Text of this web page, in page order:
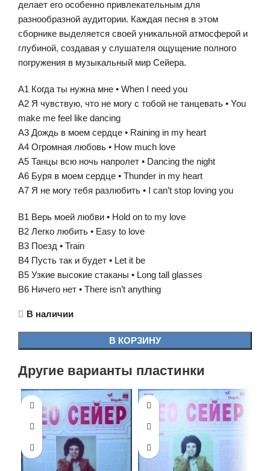
делает его особенно привлекательным для
разнообразной аудитории. Каждая песня в этом
сборнике выделяется своей уникальной атмосферой и
глубиной, создавая у слушателя ощущение полного
погружения в музыкальный мир Сейера.
A1 Когда ты нужна мне • When I need you
A2 Я чувствую, что не могу с тобой не танцевать • You
make me feel like dancing
A3 Дождь в моем сердце • Raining in my heart
A4 Огромная любовь • How much love
A5 Танцы всю ночь напролет • Dancing the night
A6 Буря в моем сердце • Thunder in my heart
A7 Я не могу тебя разлюбить • I can’t stop loving you
B1 Верь моей любви • Hold on to my love
B2 Легко любить • Easy to love
B3 Поезд • Train
B4 Пусть так и будет • Let it be
B5 Узкие высокие стаканы • Long tall glasses
B6 Ничего нет • There isn’t anything
В наличии
В КОРЗИНУ
Другие варианты пластинки